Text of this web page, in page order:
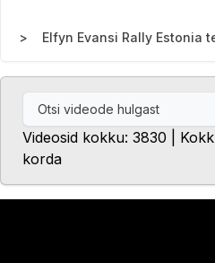
Elfyn Evansi Rally Estonia
Videosid kokku: 3830 |
korda